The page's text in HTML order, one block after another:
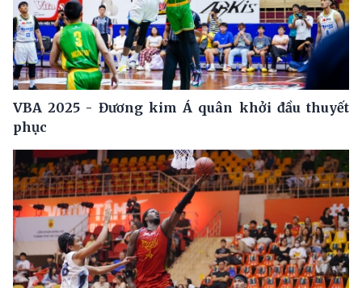
VBA 2025 - Đương kim Á quân khởi đầu thuyết
phục